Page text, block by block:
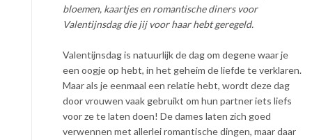
bloemen, kaartjes en romantische diners voor
Valentijnsdag die jij voor haar hebt geregeld.
Valentijnsdag is natuurlijk de dag om degene waar je
een oogje op hebt, in het geheim de liefde te verklaren.
Maar als je eenmaal een relatie hebt, wordt deze dag
door vrouwen vaak gebruikt om hun partner iets liefs
voor ze te laten doen! De dames laten zich goed
verwennen met allerlei romantische dingen, maar daar